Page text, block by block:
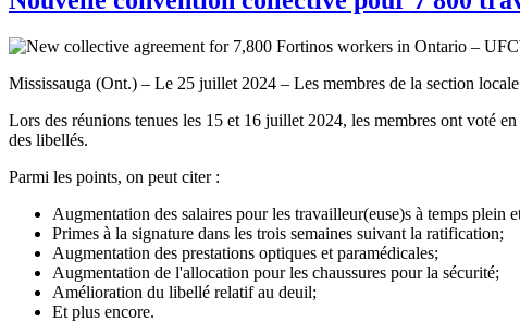
Mississauga (Ont.) – Le 25 juillet 2024 – Les membres de la section
Lors des réunions tenues les 15 et 16 juillet 2024, les membres ont voté
des libellés.
Parmi les points, on peut citer :
Augmentation des salaires pour les travailleur(euse)s à temps plein
Primes à la signature dans les trois semaines suivant la ratification;
Augmentation des prestations optiques et paramédicales;
Augmentation de l'allocation pour les chaussures pour la sécurité;
Amélioration du libellé relatif au deuil;
Et plus encore.